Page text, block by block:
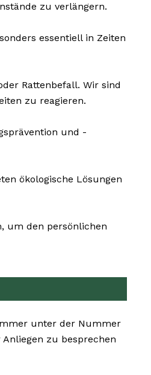
zu verlängern.
essentiell in Zeiten
Rattenbefall. Wir sind
zu reagieren.
und -
ökologische Lösungen
um den persönlichen
unter der Nummer
zu besprechen